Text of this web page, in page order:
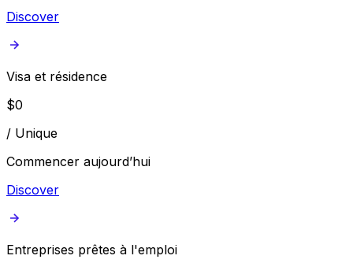
Discover
Visa et résidence
$0
/ Unique
Commencer aujourd’hui
Discover
Entreprises prêtes à l'emploi